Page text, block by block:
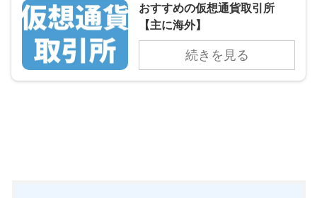
おすすめの仮想通貨取引所
【主に海外】
続きを見る